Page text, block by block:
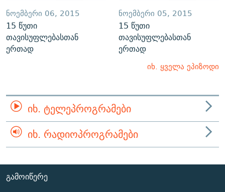
ᲜᲝᲔᲛᲑᲔᲠᲘ 06, 2015
15 წუთი
თავისუფლებასთან
ერთად
ᲜᲝᲔᲛᲑᲔᲠᲘ 05, 2015
15 წუთი
თავისუფლებასთან
ერთად
იხ. ყველა ეპიზოდი
ᲘᲮ. ᲢᲔᲚᲔᲞᲠᲝᲒᲠᲐᲛᲔᲑᲘ
ᲘᲮ. ᲠᲐᲓᲘᲝᲞᲠᲝᲒᲠᲐᲛᲔᲑᲘ
ᲒᲐᲛᲝᲘᲬᲔᲠᲔ